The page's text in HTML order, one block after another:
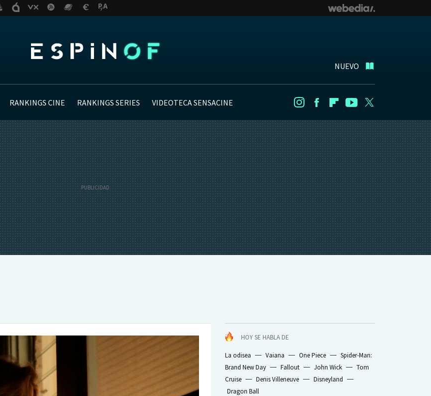
NUEVO
RANKINGS CINE RANKINGS SERIES VIDEOTECA SENSACINE InstagramFacebookFlipboard
Youtube
HOY SE HABLA DE
La odisea Vaiana One Piece
Spider-Man:
Brand New Day
Fallout John Wick
Tom
Cruise
Denis Villeneuve
Disneyland
Dragon Ball